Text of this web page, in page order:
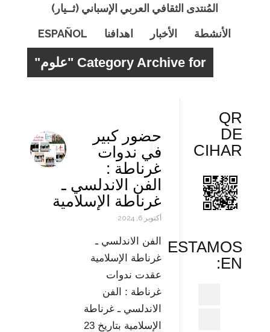
المُنتدى الثقافي العربي الإسباني (ثــيار)
الأنشطة
الأخبار اهدافنا ESPAÑOL
Category Archive for "علوم"
1
حضور كبير
في ندوات
غرناطة :
الفن الاندلسي ـ
غرناطة الإسلامية
أكتوبر 6, 2024
الفن الاندلسي ـ
غرناطة الإسلامية
عقدت ندوات
غرناطة : الفن
الاندلسي ـ غرناطة
الإسلامية بتاريخ 23
QR
DE
CIHAR
ESTAMOS
EN: